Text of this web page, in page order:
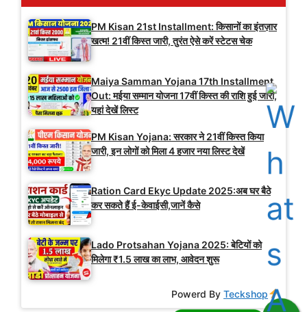
PM Kisan 21st Installment: किसानों का इंतज़ार
खत्म! 21वीं किस्त जारी, तुरंत ऐसे करें स्टेटस चेक
Maiya Samman Yojana 17th Installment
Out: मईया सम्मान योजना 17वीं किस्त की राशि हुई जारी,
यहां देखें लिस्ट
PM Kisan Yojana: सरकार ने 21वीं किस्त किया
जारी, इन लोगों को मिला 4 हजार नया लिस्ट देखें
Ration Card Ekyc Update 2025:अब घर बैठे
कर सकते हैं ई-केवाईसी,जानें कैसे
Lado Protsahan Yojana 2025: बेटियों को
मिलेगा ₹1.5 लाख का लाभ, आवेदन शुरू
Powerd ByTeckshop